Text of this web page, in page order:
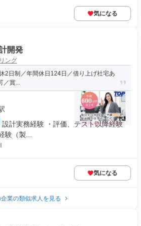
気になる
開発
ング
2日制／年間休日124日／借り上げ社宅あ
／賞...
計実務経験 ・評価、テスト以降経験
験（製...
気になる
企業の類似求人を見る